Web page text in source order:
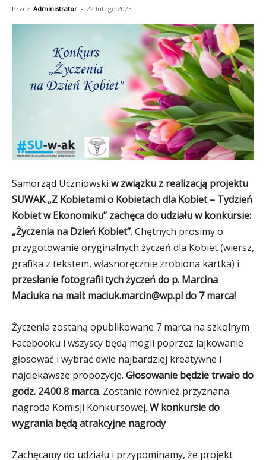
Przez Administrator - 22 lutego 2023
Samorząd Uczniowski w związku z realizacją projektu
SUWAK „Z Kobietami o Kobietach dla Kobiet – Tydzień
Kobiet w Ekonomiku” zachęca do udziału w konkursie:
„Życzenia na Dzień Kobiet”. Chętnych prosimy o
przygotowanie oryginalnych życzeń dla Kobiet (wiersz,
grafika z tekstem, własnoręcznie zrobiona kartka) i
przesłanie fotografii tych życzeń do p. Marcina
Maciuka na mail: maciuk.marcin@wp.pl do 7 marca!
Życzenia zostaną opublikowane 7 marca na szkolnym
Facebooku i wszyscy będą mogli poprzez lajkowanie
głosować i wybrać dwie najbardziej kreatywne i
najciekawsze propozycje. Głosowanie będzie trwało do
godz. 24.00 8 marca. Zostanie również przyznana
nagroda Komisji Konkursowej. W konkursie do
wygrania będą atrakcyjne nagrody
Zachęcamy do udziału i przypominamy, że projekt